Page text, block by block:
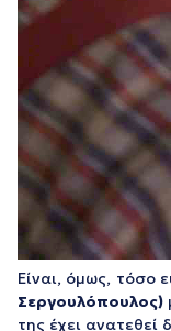
Είναι, όμως, τόσο
Σεργουλόπουλος)
της έχει